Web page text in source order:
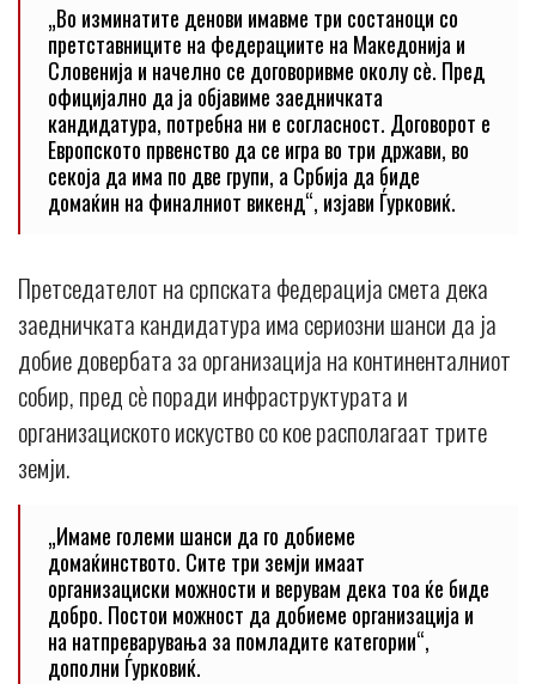
„Во изминатите денови имавме три состаноци со
претставниците на федерациите на Македонија и
Словенија и начелно се договоривме околу сè. Пред
официјално да ја објавиме заедничката
кандидатура, потребна ни е согласност. Договорот е
Европското првенство да се игра во три држави, во
секоја да има по две групи, а Србија да биде
домаќин на финалниот викенд“, изјави Ѓурковиќ.
Претседателот на српската федерација смета дека
заедничката кандидатура има сериозни шанси да ја
добие довербата за организација на континенталниот
собир, пред сè поради инфраструктурата и
организациското искуство со кое располагаат трите
земји.
„Имаме големи шанси да го добиеме
домаќинството. Сите три земји имаат
организациски можности и верувам дека тоа ќе биде
добро. Постои можност да добиеме организација и
на натпреварувања за помладите категории“,
дополни Ѓурковиќ.